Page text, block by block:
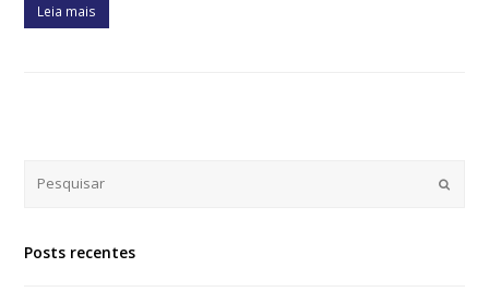
Leia mais
Submit
Posts recentes